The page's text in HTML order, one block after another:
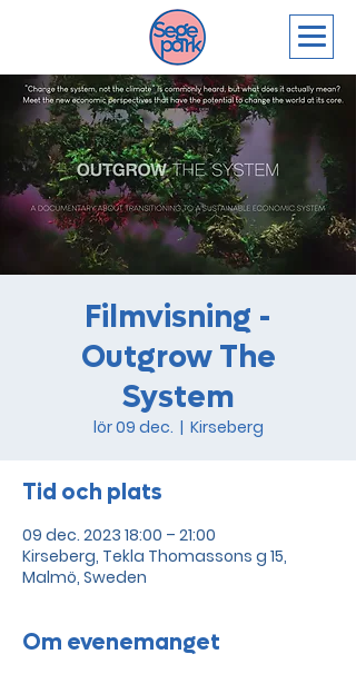
Filmvisning -
Outgrow The
System
lör 09 dec.
  |
Kirseberg
Tid och plats
09 dec. 2023 18:00 – 21:00
Kirseberg, Tekla Thomassons g 15,
Malmö, Sweden
Om evenemanget